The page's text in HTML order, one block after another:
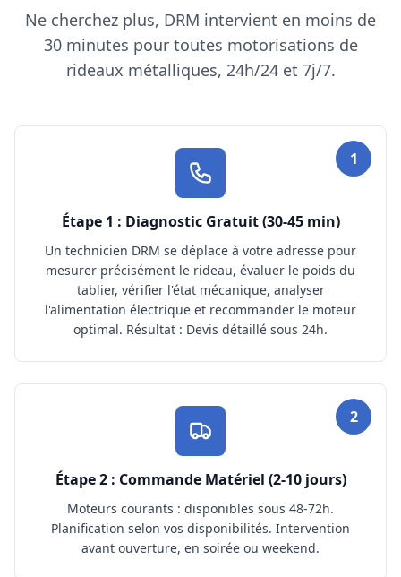
Ne cherchez plus, DRM intervient en moins de
30 minutes pour toutes motorisations de
rideaux métalliques, 24h/24 et 7j/7.
1
Étape 1 : Diagnostic Gratuit (30-45 min)
Un technicien DRM se déplace à votre adresse pour
mesurer précisément le rideau, évaluer le poids du
tablier, vérifier l'état mécanique, analyser
l'alimentation électrique et recommander le moteur
optimal. Résultat : Devis détaillé sous 24h.
2
Étape 2 : Commande Matériel (2-10 jours)
Moteurs courants : disponibles sous 48-72h.
Planification selon vos disponibilités. Intervention
avant ouverture, en soirée ou weekend.